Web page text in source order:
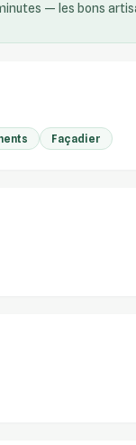
— les bons
Façadier